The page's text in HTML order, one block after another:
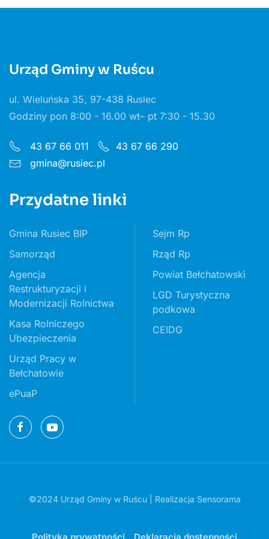
Urząd Gminy w Ruścu
ul. Wieluńska 35, 97-438 Rusiec
Godziny pon 8:00 - 16.00 wt– pt 7:30 - 15.30
43 67 66 011
43 67 66 290
gmina@rusiec.pl
Przydatne linki
Gmina Rusiec BIP
Samorząd
Agencja
Restrukturyzacji i
Modernizacji Rolnictwa
Kasa Rolniczego
Ubezpieczenia
Urząd Pracy w
Bełchatowie
ePuaP
Sejm Rp
Rząd Rp
Powiat Bełchatowski
LGD Turystyczna
podkowa
CEIDG
©2024 Urząd Gminy w Ruścu | Realizacja Sensorama
Polityka prywatności Deklaracja dostępności